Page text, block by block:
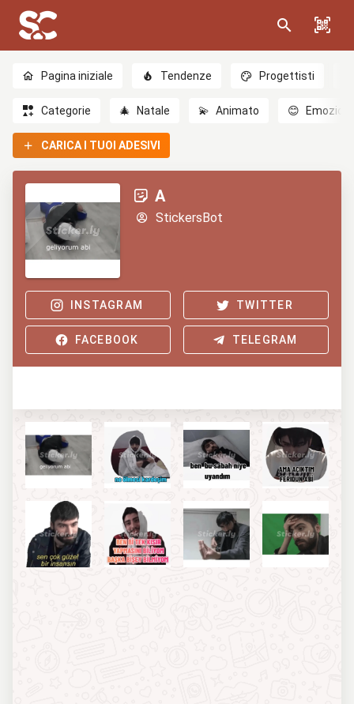
Pagina iniziale Tendenze Progettisti
Categorie 🎄 Natale 💫 Animato 😊 Emozioni
CARICA I TUOI ADESIVI
A
StickersBot
INSTAGRAM TWITTER
FACEBOOK TELEGRAM